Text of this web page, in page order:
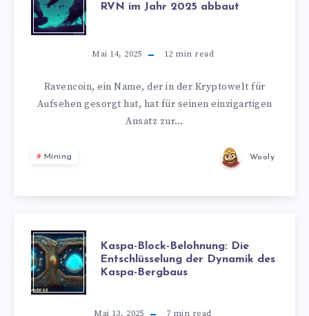
RVN im Jahr 2025 abbaut
Mai 14, 2025 12 min read
Ravencoin, ein Name, der in der Kryptowelt für
Aufsehen gesorgt hat, hat für seinen einzigartigen
Ansatz zur…
Mining Wooly
Kaspa-Block-Belohnung: Die
Entschlüsselung der Dynamik des
Kaspa-Bergbaus
Mai 13, 2025 7 min read